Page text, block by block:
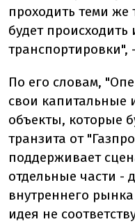
проходить теми
будет происходить
По его словам,
свои капитальные
объекты, которые
транзита от
поддерживает
отдельные части -
внутреннего
идея не